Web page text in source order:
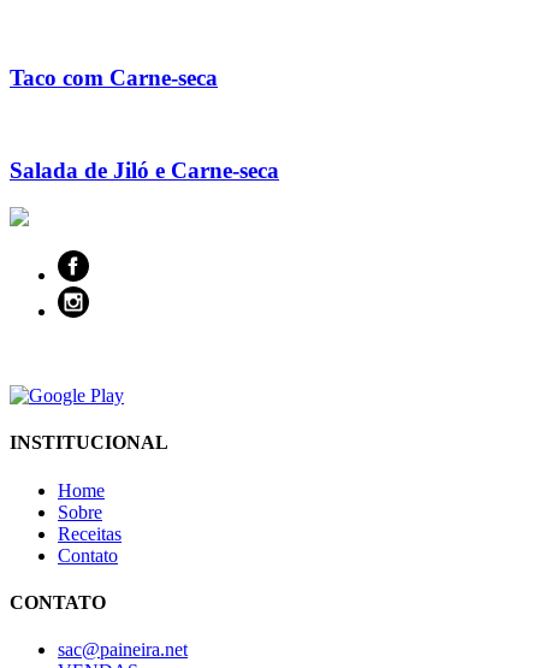
Taco com Carne-seca
Salada de Jiló e Carne-seca
INSTITUCIONAL
Home
Sobre
Receitas
Contato
CONTATO
sac@paineira.net